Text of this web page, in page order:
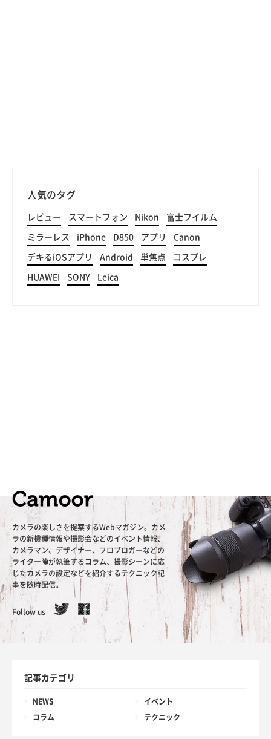
人気のタグ
レビュー スマートフォン Nikon 富士フイルム
ミラーレス iPhone D850 アプリ Canon
デキるiOSアプリ Android 単焦点 コスプレ
HUAWEI SONY Leica
カメラの楽しさを提案するWebマガジン。カメ
ラの新機種情報や撮影会などのイベント情報、
カメラマン、デザイナー、プロブロガーなどの
ライター陣が執筆するコラム、撮影シーンに応
じたカメラの設定などを紹介するテクニック記
事を随時配信。
Follow us
記事カテゴリ
NEWS イベント
コラム テクニック